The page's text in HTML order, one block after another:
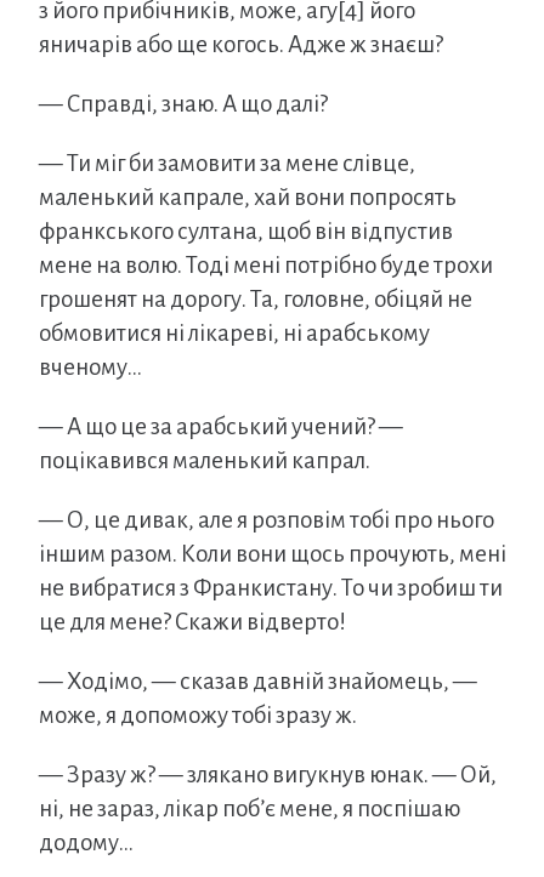
з його прибічників, може, агу[4] його
яничарів або ще когось. Адже ж знаєш?
— Справді, знаю. А що далі?
— Ти міг би замовити за мене слівце,
маленький капрале, хай вони попросять
франкського султана, щоб він відпустив
мене на волю. Тоді мені потрібно буде трохи
грошенят на дорогу. Та, головне, обіцяй не
обмовитися ні лікареві, ні арабському
вченому…
— А що це за арабський учений? —
поцікавився маленький капрал.
— О, це дивак, але я розповім тобі про нього
іншим разом. Коли вони щось прочують, мені
не вибратися з Франкистану. То чи зробиш ти
це для мене? Скажи відверто!
— Ходімо, — сказав давній знайомець, —
може, я допоможу тобі зразу ж.
— Зразу ж? — злякано вигукнув юнак. — Ой,
ні, не зараз, лікар поб’є мене, я поспішаю
додому…